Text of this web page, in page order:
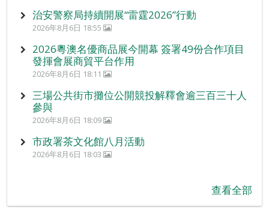
治安警察局持續開展“雷霆2026”行動
2026年8月6日 18:55
2026粵澳名優商品展今開幕 簽署49份合作項目
發揮會展商貿平台作用
2026年8月6日 18:11
三場公共街市攤位公開競投解釋會逾三百三十人
參與
2026年8月6日 18:09
市政署茶文化館八月活動
2026年8月6日 18:03
查看全部